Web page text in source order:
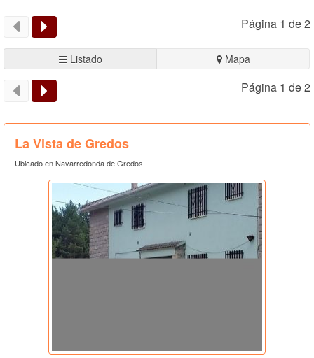
Página 1 de 2
Listado Mapa
Página 1 de 2
La Vista de Gredos
Ubicado en Navarredonda de Gredos